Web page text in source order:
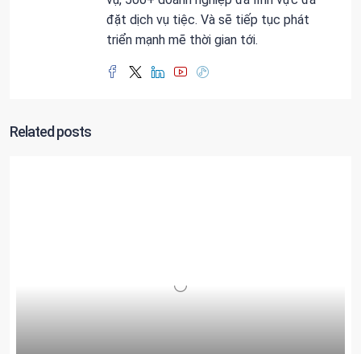
đặt dịch vụ tiệc. Và sẽ tiếp tục phát
triển mạnh mẽ thời gian tới.
Related posts